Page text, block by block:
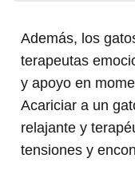
Además, los
terapeutas
y apoyo en
Acariciar a un
relajante y
tensiones y